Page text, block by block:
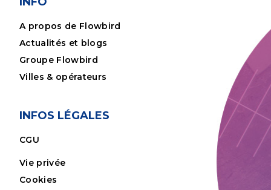
A propos de Flowbird
Actualités et blogs
Groupe Flowbird
Villes & opérateurs
INFOS LÉGALES
CGU
Vie privée
Cookies